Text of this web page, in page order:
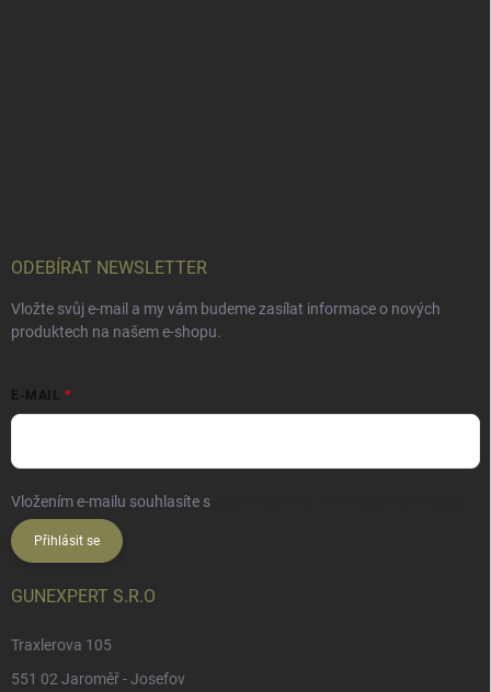
ODEBÍRAT NEWSLETTER
Vložte svůj e-mail a my vám budeme zasílat informace o nových
produktech na našem e-shopu.
E-MAIL
Vložením e-mailu souhlasíte s
Přihlásit se
GUNEXPERT S.R.O
Traxlerova 105
551 02 Jaroměř - Josefov